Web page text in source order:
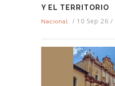
Y EL TERRITORIO
Nacional / 10 Sep 26 /